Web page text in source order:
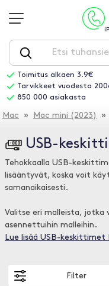
Toimitus alkaen 3.9€
Tarvikkeet vuodesta
850 000 asiakasta
Mac » Mac mini (2023) »
USB-
Tehokkaalla USB-
lisääntyvät, koska voit
samanaikaisesti.
Valitse eri malleista, jotka
asennettuihin malleihin.
Lue lisää USB-keskittimet
Filter